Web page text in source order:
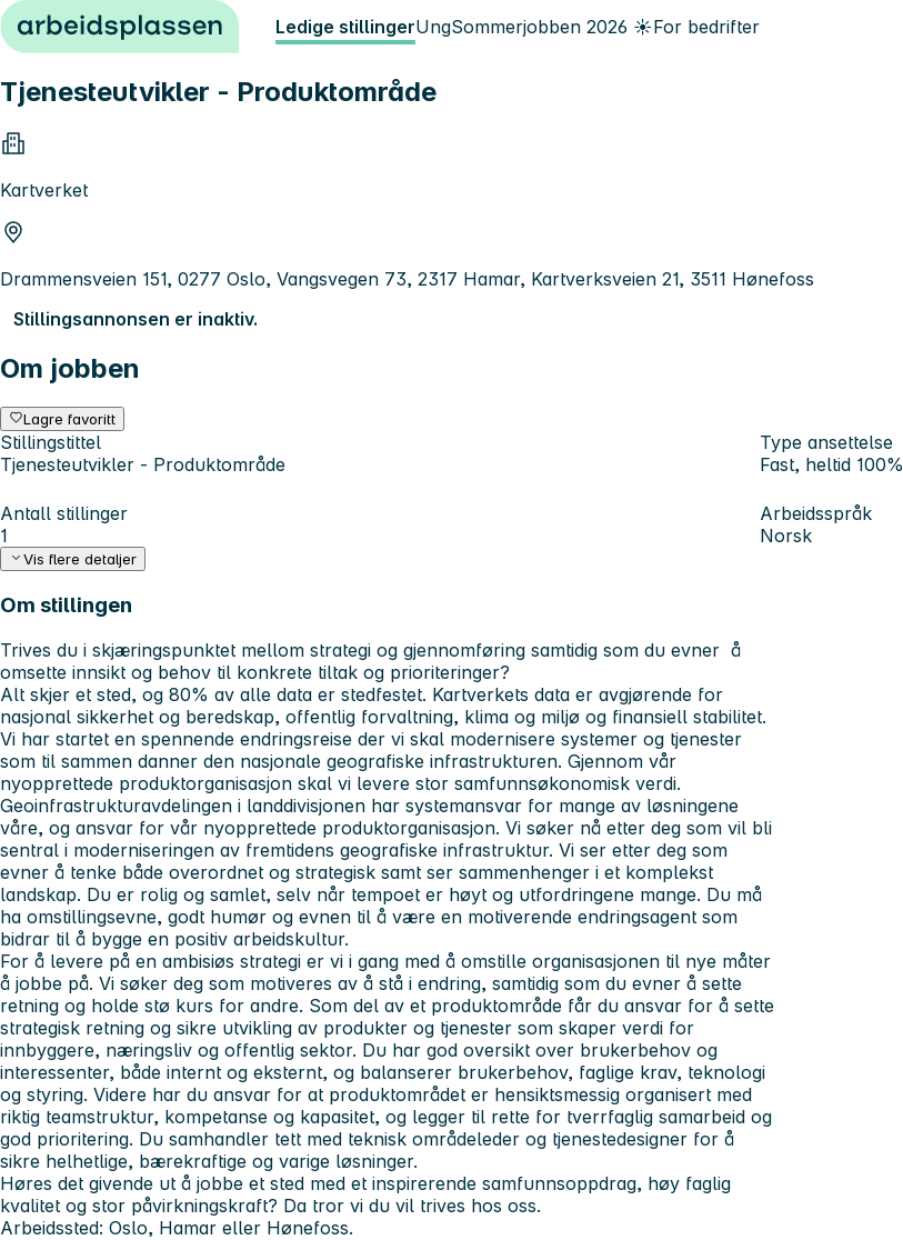
Hopp til innhold Ledige stillingerUngSommerjobben 2026 ☀️For bedrifter
Tjenesteutvikler - Produktområde
Kartverket
Drammensveien 151, 0277 Oslo, Vangsvegen 73, 2317 Hamar, Kartverksveien 21, 3511 Hønefoss
Stillingsannonsen er inaktiv.
Om jobben
Lagre favoritt
Stillingstittel
Tjenesteutvikler - Produktområde
Type ansettelse
Fast, heltid 100%
Antall stillinger
1
Arbeidsspråk
Norsk
Vis flere detaljer
Om stillingen
Trives du i skjæringspunktet mellom strategi og gjennomføring samtidig som du evner å
omsette innsikt og behov til konkrete tiltak og prioriteringer?
Alt skjer et sted, og 80% av alle data er stedfestet. Kartverkets data er avgjørende for
nasjonal sikkerhet og beredskap, offentlig forvaltning, klima og miljø og finansiell stabilitet.
Vi har startet en spennende endringsreise der vi skal modernisere systemer og tjenester
som til sammen danner den nasjonale geografiske infrastrukturen. Gjennom vår
nyopprettede produktorganisasjon skal vi levere stor samfunnsøkonomisk verdi.
Geoinfrastrukturavdelingen i landdivisjonen har systemansvar for mange av løsningene
våre, og ansvar for vår nyopprettede produktorganisasjon. Vi søker nå etter deg som vil bli
sentral i moderniseringen av fremtidens geografiske infrastruktur. Vi ser etter deg som
evner å tenke både overordnet og strategisk samt ser sammenhenger i et komplekst
landskap. Du er rolig og samlet, selv når tempoet er høyt og utfordringene mange. Du må
ha omstillingsevne, godt humør og evnen til å være en motiverende endringsagent som
bidrar til å bygge en positiv arbeidskultur.
For å levere på en ambisiøs strategi er vi i gang med å omstille organisasjonen til nye måter
å jobbe på. Vi søker deg som motiveres av å stå i endring, samtidig som du evner å sette
retning og holde stø kurs for andre. Som del av et produktområde får du ansvar for å sette
strategisk retning og sikre utvikling av produkter og tjenester som skaper verdi for
innbyggere, næringsliv og offentlig sektor. Du har god oversikt over brukerbehov og
interessenter, både internt og eksternt, og balanserer brukerbehov, faglige krav, teknologi
og styring. Videre har du ansvar for at produktområdet er hensiktsmessig organisert med
riktig teamstruktur, kompetanse og kapasitet, og legger til rette for tverrfaglig samarbeid og
god prioritering. Du samhandler tett med teknisk områdeleder og tjenestedesigner for å
sikre helhetlige, bærekraftige og varige løsninger.
Høres det givende ut å jobbe et sted med et inspirerende samfunnsoppdrag, høy faglig
kvalitet og stor påvirkningskraft? Da tror vi du vil trives hos oss.
Arbeidssted: Oslo, Hamar eller Hønefoss.